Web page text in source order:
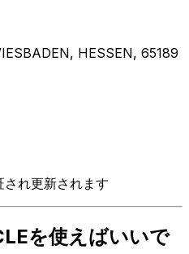
HESSEN, 65189
れ更新されます
を使えばいいで